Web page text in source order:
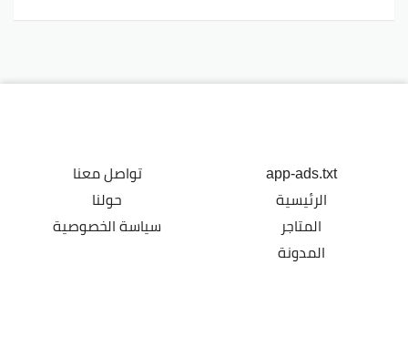
app-ads.txt
الرئيسية
المتاجر
المدونة
تواصل معنا
حولنا
سياسة الخصوصية